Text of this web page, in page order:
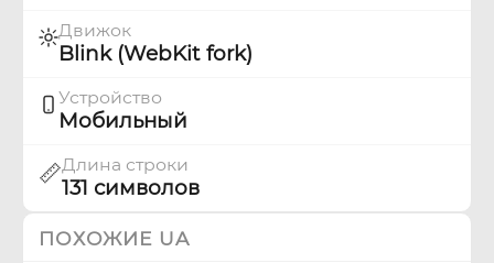
Движок
Blink (WebKit fork)
Устройство
Мобильный
📏Длина строки
131 символов
ПОХОЖИЕ UA